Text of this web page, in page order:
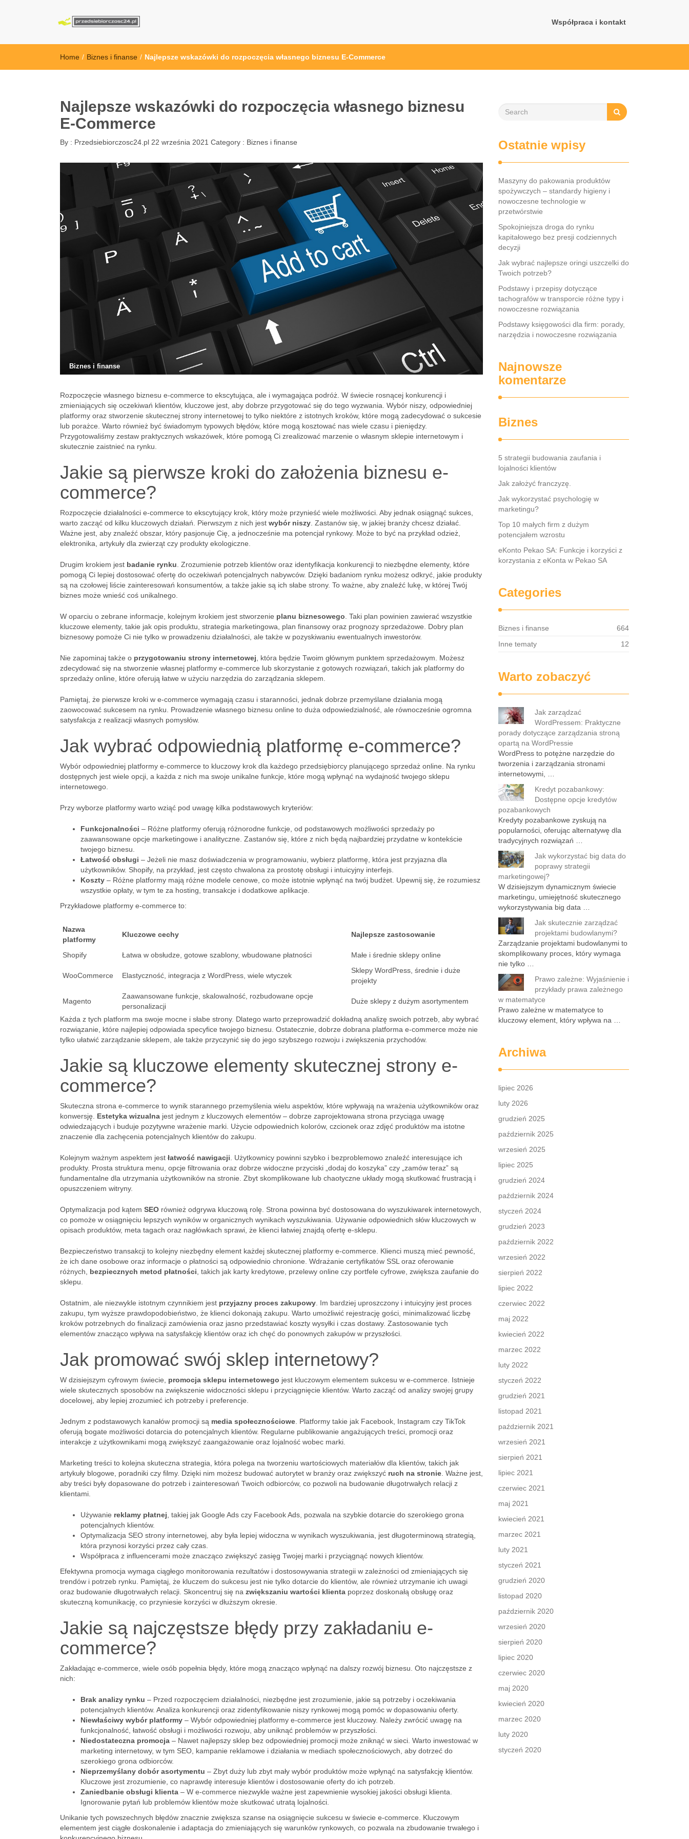
Współpraca i kontakt
Home / Biznes i finanse / Najlepsze wskazówki do rozpoczęcia własnego biznesu E-Commerce
Najlepsze wskazówki do rozpoczęcia własnego biznesu
E-Commerce
By : Przedsiebiorczosc24.pl 22 września 2021 Category : Biznes i finanse
Biznes i finanse
Rozpoczęcie własnego biznesu e-commerce to ekscytująca, ale i wymagająca podróż. W świecie rosnącej konkurencji i
zmieniających się oczekiwań klientów, kluczowe jest, aby dobrze przygotować się do tego wyzwania. Wybór niszy, odpowiedniej
platformy oraz stworzenie skutecznej strony internetowej to tylko niektóre z istotnych kroków, które mogą zadecydować o sukcesie
lub porażce. Warto również być świadomym typowych błędów, które mogą kosztować nas wiele czasu i pieniędzy.
Przygotowaliśmy zestaw praktycznych wskazówek, które pomogą Ci zrealizować marzenie o własnym sklepie internetowym i
skutecznie zaistnieć na rynku.
Jakie są pierwsze kroki do założenia biznesu e-
commerce?
Rozpoczęcie działalności e-commerce to ekscytujący krok, który może przynieść wiele możliwości. Aby jednak osiągnąć sukces,
warto zacząć od kilku kluczowych działań. Pierwszym z nich jest wybór niszy . Zastanów się, w jakiej branży chcesz działać.
Ważne jest, aby znaleźć obszar, który pasjonuje Cię, a jednocześnie ma potencjał rynkowy. Może to być na przykład odzież,
elektronika, artykuły dla zwierząt czy produkty ekologiczne.
Drugim krokiem jest badanie rynku . Zrozumienie potrzeb klientów oraz identyfikacja konkurencji to niezbędne elementy, które
pomogą Ci lepiej dostosować ofertę do oczekiwań potencjalnych nabywców. Dzięki badaniom rynku możesz odkryć, jakie produkty
są na czołowej liście zainteresowań konsumentów, a także jakie są ich słabe strony. To ważne, aby znaleźć lukę, w której Twój
biznes może wnieść coś unikalnego.
W oparciu o zebrane informacje, kolejnym krokiem jest stworzenie planu biznesowego . Taki plan powinien zawierać wszystkie
kluczowe elementy, takie jak opis produktu, strategia marketingowa, plan finansowy oraz prognozy sprzedażowe. Dobry plan
biznesowy pomoże Ci nie tylko w prowadzeniu działalności, ale także w pozyskiwaniu ewentualnych inwestorów.
Nie zapominaj także o przygotowaniu strony internetowej , która będzie Twoim głównym punktem sprzedażowym. Możesz
zdecydować się na stworzenie własnej platformy e-commerce lub skorzystanie z gotowych rozwiązań, takich jak platformy do
sprzedaży online, które oferują łatwe w użyciu narzędzia do zarządzania sklepem.
Pamiętaj, że pierwsze kroki w e-commerce wymagają czasu i staranności, jednak dobrze przemyślane działania mogą
zaowocować sukcesem na rynku. Prowadzenie własnego biznesu online to duża odpowiedzialność, ale równocześnie ogromna
satysfakcja z realizacji własnych pomysłów.
Jak wybrać odpowiednią platformę e-commerce?
Wybór odpowiedniej platformy e-commerce to kluczowy krok dla każdego przedsiębiorcy planującego sprzedaż online. Na rynku
dostępnych jest wiele opcji, a każda z nich ma swoje unikalne funkcje, które mogą wpłynąć na wydajność twojego sklepu
internetowego.
Przy wyborze platformy warto wziąć pod uwagę kilka podstawowych kryteriów:
Funkcjonalności – Różne platformy oferują różnorodne funkcje, od podstawowych możliwości sprzedaży po
zaawansowane opcje marketingowe i analityczne. Zastanów się, które z nich będą najbardziej przydatne w kontekście
twojego biznesu.
Łatwość obsługi – Jeżeli nie masz doświadczenia w programowaniu, wybierz platformę, która jest przyjazna dla
użytkowników. Shopify, na przykład, jest często chwalona za prostotę obsługi i intuicyjny interfejs.
Koszty – Różne platformy mają różne modele cenowe, co może istotnie wpłynąć na twój budżet. Upewnij się, że rozumiesz
wszystkie opłaty, w tym te za hosting, transakcje i dodatkowe aplikacje.
Przykładowe platformy e-commerce to:
Nazwa
platformy
Kluczowe cechy Najlepsze zastosowanie
Shopify Łatwa w obsłudze, gotowe szablony, wbudowane płatności Małe i średnie sklepy online
WooCommerce Elastyczność, integracja z WordPress, wiele wtyczek
Sklepy WordPress, średnie i duże
projekty
Magento
Zaawansowane funkcje, skalowalność, rozbudowane opcje
personalizacji
Duże sklepy z dużym asortymentem
Każda z tych platform ma swoje mocne i słabe strony. Dlatego warto przeprowadzić dokładną analizę swoich potrzeb, aby wybrać
rozwiązanie, które najlepiej odpowiada specyfice twojego biznesu. Ostatecznie, dobrze dobrana platforma e-commerce może nie
tylko ułatwić zarządzanie sklepem, ale także przyczynić się do jego szybszego rozwoju i zwiększenia przychodów.
Jakie są kluczowe elementy skutecznej strony e-
commerce?
Skuteczna strona e-commerce to wynik starannego przemyślenia wielu aspektów, które wpływają na wrażenia użytkowników oraz
konwersję. Estetyka wizualna jest jednym z kluczowych elementów – dobrze zaprojektowana strona przyciąga uwagę
odwiedzających i buduje pozytywne wrażenie marki. Użycie odpowiednich kolorów, czcionek oraz zdjęć produktów ma istotne
znaczenie dla zachęcenia potencjalnych klientów do zakupu.
Kolejnym ważnym aspektem jest łatwość nawigacji . Użytkownicy powinni szybko i bezproblemowo znaleźć interesujące ich
produkty. Prosta struktura menu, opcje filtrowania oraz dobrze widoczne przyciski „dodaj do koszyka” czy „zamów teraz” są
fundamentalne dla utrzymania użytkowników na stronie. Zbyt skomplikowane lub chaotyczne układy mogą skutkować frustracją i
opuszczeniem witryny.
Optymalizacja pod kątem SEO również odgrywa kluczową rolę. Strona powinna być dostosowana do wyszukiwarek internetowych,
co pomoże w osiągnięciu lepszych wyników w organicznych wynikach wyszukiwania. Używanie odpowiednich słów kluczowych w
opisach produktów, meta tagach oraz nagłówkach sprawi, że klienci łatwiej znajdą ofertę e-sklepu.
Bezpieczeństwo transakcji to kolejny niezbędny element każdej skutecznej platformy e-commerce. Klienci muszą mieć pewność,
że ich dane osobowe oraz informacje o płatności są odpowiednio chronione. Wdrażanie certyfikatów SSL oraz oferowanie
różnych, bezpiecznych metod płatności , takich jak karty kredytowe, przelewy online czy portfele cyfrowe, zwiększa zaufanie do
sklepu.
Ostatnim, ale niezwykle istotnym czynnikiem jest przyjazny proces zakupowy . Im bardziej uproszczony i intuicyjny jest proces
zakupu, tym wyższe prawdopodobieństwo, że klienci dokonają zakupu. Warto umożliwić rejestrację gości, minimalizować liczbę
kroków potrzebnych do finalizacji zamówienia oraz jasno przedstawiać koszty wysyłki i czas dostawy. Zastosowanie tych
elementów znacząco wpływa na satysfakcję klientów oraz ich chęć do ponownych zakupów w przyszłości.
Jak promować swój sklep internetowy?
W dzisiejszym cyfrowym świecie, promocja sklepu internetowego jest kluczowym elementem sukcesu w e-commerce. Istnieje
wiele skutecznych sposobów na zwiększenie widoczności sklepu i przyciągnięcie klientów. Warto zacząć od analizy swojej grupy
docelowej, aby lepiej zrozumieć ich potrzeby i preferencje.
Jednym z podstawowych kanałów promocji są media społecznościowe . Platformy takie jak Facebook, Instagram czy TikTok
oferują bogate możliwości dotarcia do potencjalnych klientów. Regularne publikowanie angażujących treści, promocji oraz
interakcje z użytkownikami mogą zwiększyć zaangażowanie oraz lojalność wobec marki.
Marketing treści to kolejna skuteczna strategia, która polega na tworzeniu wartościowych materiałów dla klientów, takich jak
artykuły blogowe, poradniki czy filmy. Dzięki nim możesz budować autorytet w branży oraz zwiększyć ruch na stronie . Ważne jest,
aby treści były dopasowane do potrzeb i zainteresowań Twoich odbiorców, co pozwoli na budowanie długotrwałych relacji z
klientami.
Używanie reklamy płatnej , takiej jak Google Ads czy Facebook Ads, pozwala na szybkie dotarcie do szerokiego grona
potencjalnych klientów.
Optymalizacja SEO strony internetowej, aby była lepiej widoczna w wynikach wyszukiwania, jest długoterminową strategią,
która przynosi korzyści przez cały czas.
Współpraca z influencerami może znacząco zwiększyć zasięg Twojej marki i przyciągnąć nowych klientów.
Efektywna promocja wymaga ciągłego monitorowania rezultatów i dostosowywania strategii w zależności od zmieniających się
trendów i potrzeb rynku. Pamiętaj, że kluczem do sukcesu jest nie tylko dotarcie do klientów, ale również utrzymanie ich uwagi
oraz budowanie długotrwałych relacji. Skoncentruj się na zwiększaniu wartości klienta poprzez doskonałą obsługę oraz
skuteczną komunikację, co przyniesie korzyści w dłuższym okresie.
Jakie są najczęstsze błędy przy zakładaniu e-
commerce?
Zakładając e-commerce, wiele osób popełnia błędy, które mogą znacząco wpłynąć na dalszy rozwój biznesu. Oto najczęstsze z
nich:
Brak analizy rynku – Przed rozpoczęciem działalności, niezbędne jest zrozumienie, jakie są potrzeby i oczekiwania
potencjalnych klientów. Analiza konkurencji oraz zidentyfikowanie niszy rynkowej mogą pomóc w dopasowaniu oferty.
Niewłaściwy wybór platformy – Wybór odpowiedniej platformy e-commerce jest kluczowy. Należy zwrócić uwagę na
funkcjonalność, łatwość obsługi i możliwości rozwoju, aby uniknąć problemów w przyszłości.
Niedostateczna promocja – Nawet najlepszy sklep bez odpowiedniej promocji może zniknąć w sieci. Warto inwestować w
marketing internetowy, w tym SEO, kampanie reklamowe i działania w mediach społecznościowych, aby dotrzeć do
szerokiego grona odbiorców.
Nieprzemyślany dobór asortymentu – Zbyt duży lub zbyt mały wybór produktów może wpłynąć na satysfakcję klientów.
Kluczowe jest zrozumienie, co naprawdę interesuje klientów i dostosowanie oferty do ich potrzeb.
Zaniedbanie obsługi klienta – W e-commerce niezwykle ważne jest zapewnienie wysokiej jakości obsługi klienta.
Ignorowanie pytań lub problemów klientów może skutkować utratą lojalności.
Unikanie tych powszechnych błędów znacznie zwiększa szanse na osiągnięcie sukcesu w świecie e-commerce. Kluczowym
elementem jest ciągłe doskonalenie i adaptacja do zmieniających się warunków rynkowych, co pozwala na zbudowanie trwałego i
Ostatnie wpisy
Maszyny do pakowania produktów
spożywczych – standardy higieny i
nowoczesne technologie w
przetwórstwie
Spokojniejsza droga do rynku
kapitałowego bez presji codziennych
decyzji
Jak wybrać najlepsze oringi uszczelki do
Twoich potrzeb?
Podstawy i przepisy dotyczące
tachografów w transporcie różne typy i
nowoczesne rozwiązania
Podstawy księgowości dla firm: porady,
narzędzia i nowoczesne rozwiązania
Najnowsze
komentarze
Biznes
5 strategii budowania zaufania i
lojalności klientów
Jak założyć franczyzę.
Jak wykorzystać psychologię w
marketingu?
Top 10 małych firm z dużym
potencjałem wzrostu
eKonto Pekao SA: Funkcje i korzyści z
korzystania z eKonta w Pekao SA
Categories
Biznes i finanse
664
Inne tematy
12
Warto zobaczyć
Jak zarządzać
WordPressem: Praktyczne
porady dotyczące zarządzania stroną
opartą na WordPressie
WordPress to potężne narzędzie do
tworzenia i zarządzania stronami
internetowymi, …
Kredyt pozabankowy:
Dostępne opcje kredytów
pozabankowych
Kredyty pozabankowe zyskują na
popularności, oferując alternatywę dla
tradycyjnych rozwiązań …
Jak wykorzystać big data do
poprawy strategii
marketingowej?
W dzisiejszym dynamicznym świecie
marketingu, umiejętność skutecznego
wykorzystywania big data …
Jak skutecznie zarządzać
projektami budowlanymi?
Zarządzanie projektami budowlanymi to
skomplikowany proces, który wymaga
nie tylko …
Prawo zależne: Wyjaśnienie i
przykłady prawa zależnego
w matematyce
Prawo zależne w matematyce to
kluczowy element, który wpływa na …
Archiwa
lipiec 2026
luty 2026
grudzień 2025
październik 2025
wrzesień 2025
lipiec 2025
grudzień 2024
październik 2024
styczeń 2024
grudzień 2023
październik 2022
wrzesień 2022
sierpień 2022
lipiec 2022
czerwiec 2022
maj 2022
kwiecień 2022
marzec 2022
luty 2022
styczeń 2022
grudzień 2021
listopad 2021
październik 2021
wrzesień 2021
sierpień 2021
lipiec 2021
czerwiec 2021
maj 2021
kwiecień 2021
marzec 2021
luty 2021
styczeń 2021
grudzień 2020
listopad 2020
październik 2020
wrzesień 2020
sierpień 2020
lipiec 2020
czerwiec 2020
maj 2020
kwiecień 2020
marzec 2020
luty 2020
styczeń 2020